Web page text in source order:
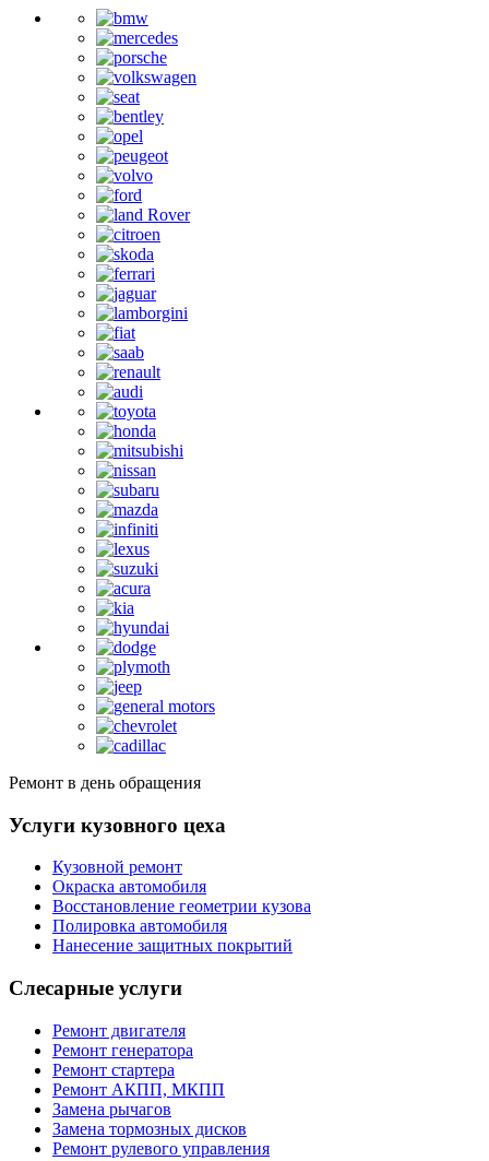
Ремонт в день обращения
Услуги кузовного цеха
Кузовной ремонт
Окраска автомобиля
Восстановление геометрии кузова
Полировка автомобиля
Нанесение защитных покрытий
Слесарные услуги
Ремонт двигателя
Ремонт генератора
Ремонт стартера
Ремонт АКПП, МКПП
Замена рычагов
Замена тормозных дисков
Ремонт рулевого управления